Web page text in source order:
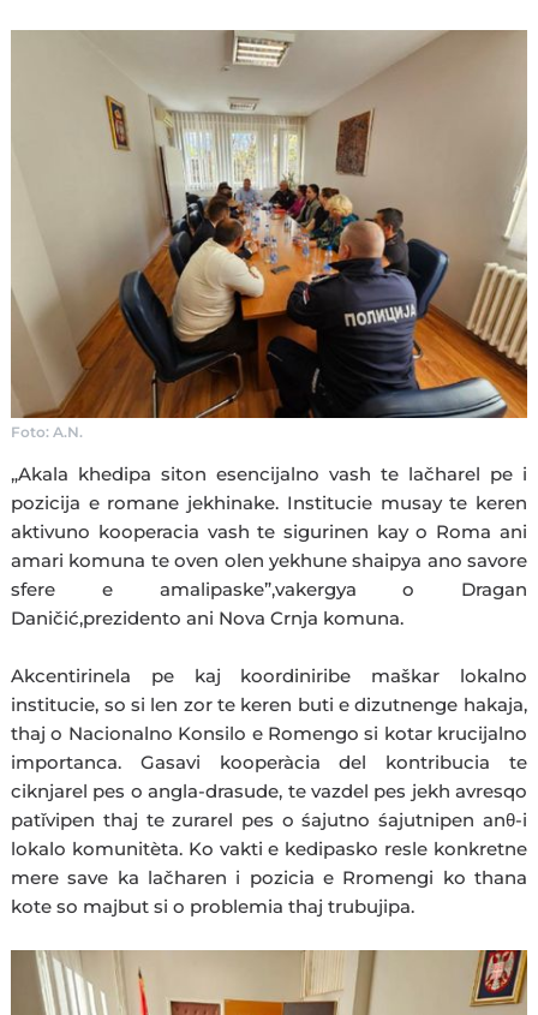
Foto: A.N.
„Akala khedipa siton esencijalno vash te lačharel pe i
pozicija e romane jekhinake. Institucie musay te keren
aktivuno kooperacia vash te sigurinen kay o Roma ani
amari komuna te oven olen yekhune shaipya ano savore
sfere e amalipaske”,vakergya o Dragan
Daničić,prezidento ani Nova Crnja komuna.
Akcentirinela pe kaj koordiniribe maškar lokalno
institucie, so si len zor te keren buti e dizutnenge hakaja,
thaj o Nacionalno Konsilo e Romengo si kotar krucijalno
importanca. Gasavi kooperàcia del kontribucia te
ciknjarel pes o angla-drasude, te vazdel pes jekh avresqo
patǐvipen thaj te zurarel pes o śajutno śajutnipen anθ-i
lokalo komunitèta. Ko vakti e kedipasko resle konkretne
mere save ka lačharen i pozicia e Rromengi ko thana
kote so majbut si o problemia thaj trubujipa.